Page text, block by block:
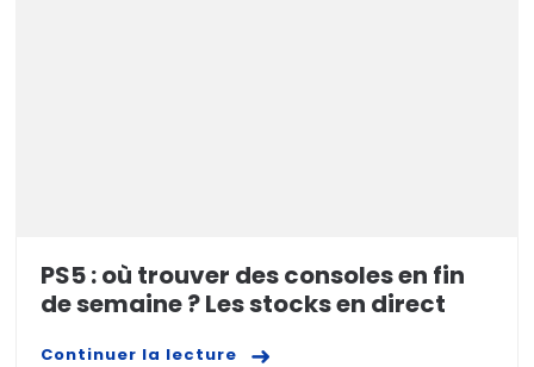
PS5 : où trouver des consoles en fin
de semaine ? Les stocks en direct
Continuer la lecture